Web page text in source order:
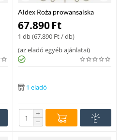
Aldex Roża prowansalska
kremowa 397S9-LIM csillárok
nappaliba krém fém 18 x max
40W E14 IP20
67.890Ft
1 db (67.890 Ft/ db)
(az eladó egyéb ajánlatai)
1 eladó
+
−